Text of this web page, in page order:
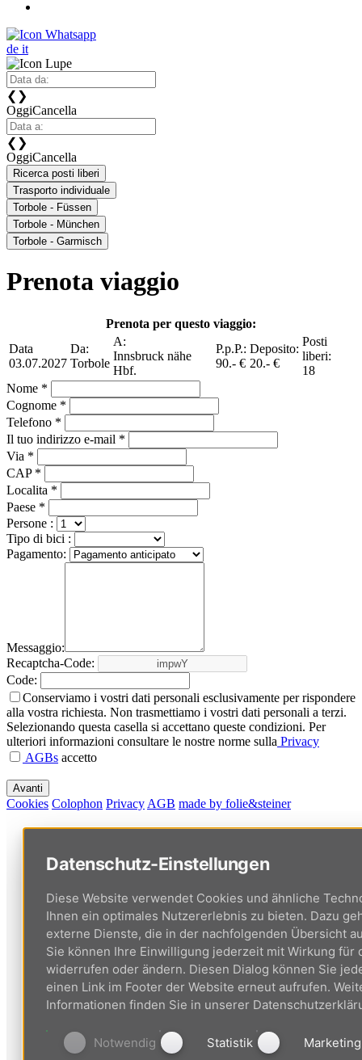
de it
❮ ❯
OggiCancella
❮ ❯
OggiCancella
Ricerca posti liberi
Trasporto individuale
Torbole - Füssen
Torbole - München
Torbole - Garmisch
Prenota viaggio
Prenota per questo viaggio:
Data
03.07.2027
Da:
Torbole
A:
Innsbruck nähe
Hbf.
P.p.P.:
90.- €
Deposito:
20.- €
Posti
liberi:
18
Nome *
Cognome *
Telefono *
Il tuo indirizzo e-mail *
Via *
CAP *
Localita *
Paese *
Persone :
Tipo di bici :
Pagamento:
Messaggio:
Recaptcha-Code:
Code:
Conserviamo i vostri dati personali esclusivamente per rispondere
alla vostra richiesta. Non trasmettiamo i vostri dati personali a terzi.
Selezionando questa casella si accettano queste condizioni. Per
ulteriori informazioni consultare le nostre norme sulla Privacy
AGBs accetto
Cookies Colophon Privacy AGB made by folie&steiner
Datenschutz-Einstellungen
Diese Website verwendet Cookies und ähnliche
Ihnen ein optimales Nutzererlebnis zu bieten. Dazu
externe Dienste, die in der nachfolgenden Übersicht
Sie können Ihre Einwilligung jederzeit mit Wirkung für
widerrufen oder ändern. Diesen Dialog können Sie
einen Link im Footer der Website erneut aufrufen.
Informationen finden Sie in unserer
Notwendig Statistik Marketing